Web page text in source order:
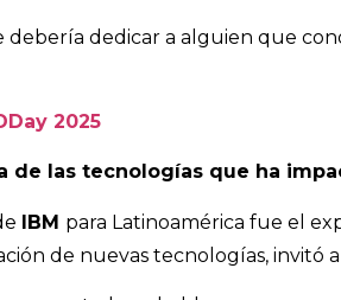
debería dedicar a alguien que
2025
de las tecnologías que ha
IBM para Latinoamérica fue el
de nuevas tecnologías, invitó